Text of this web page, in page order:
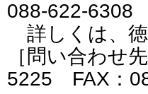
088-622-6308
詳しくは、
［問い合わせ
5225 FAX：